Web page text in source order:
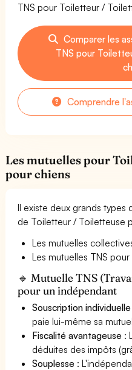
TNS pour Toiletteur /
Comparer les
TNS pour
Comprendre
Les mutuelles pour
pour chiens
Il existe deux grands types
de Toiletteur / Toiletteuse
Les mutuelles
Les mutuelles TNS
🔹 Mutuelle TNS
pour un indépendant
Souscription individuelle
paie lui-même sa
Fiscalité avantageuse :
déduites des impôts
Souplesse :